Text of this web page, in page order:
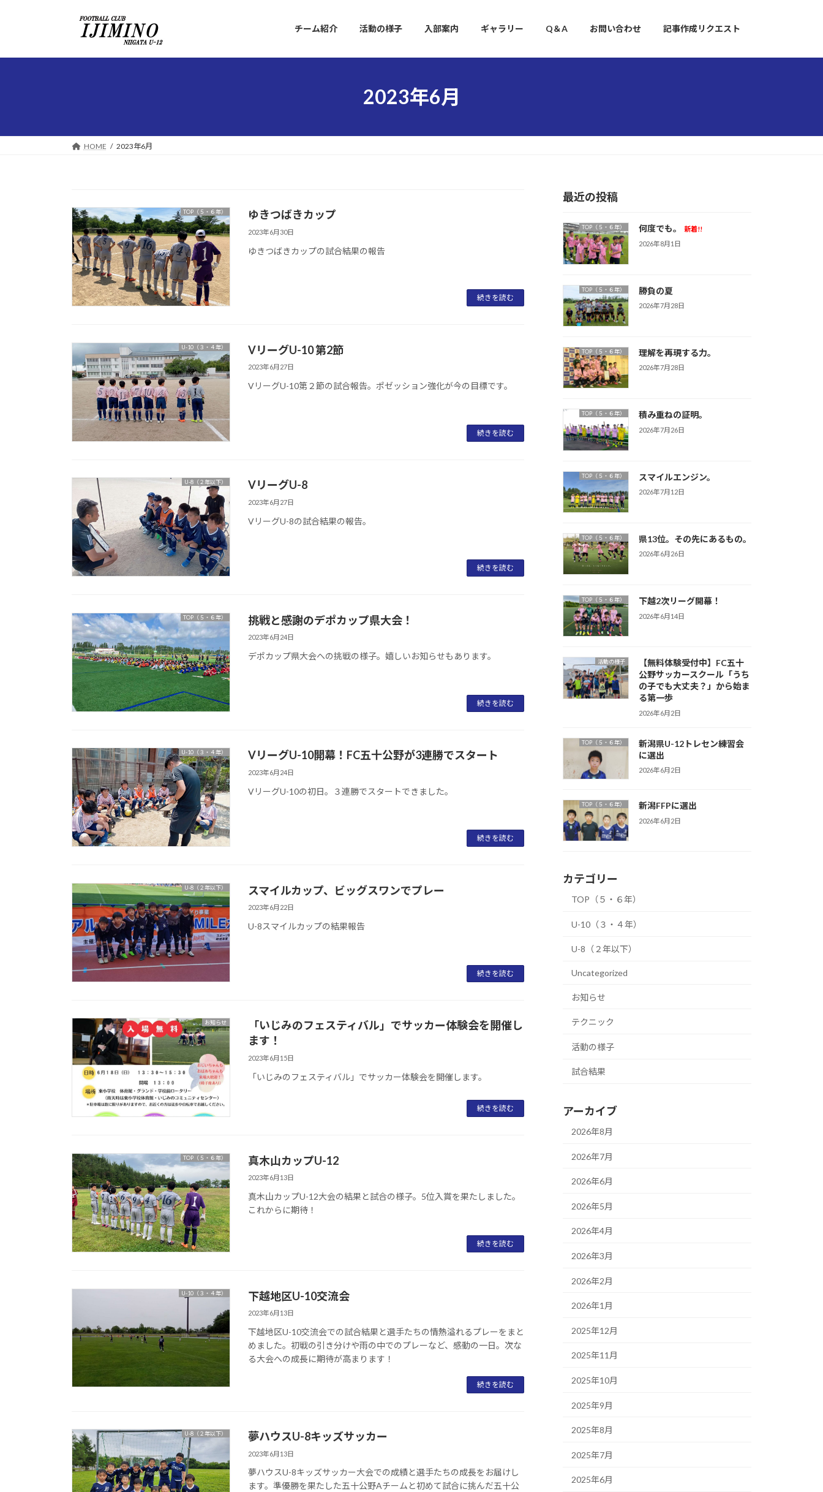
プ
動
チーム紹介 活動の様子 入部案内 ギャラリー Q＆A お問い合わせ 記事作成リクエスト
2023年6月
HOME 2023年6月
TOP（５・６年） ゆきつばきカップ
2023年6月30日
ゆきつばきカップの試合結果の報告
続きを読む
U-10（３・４年） VリーグU-10 第2節
2023年6月27日
VリーグU-10第２節の試合報告。ポゼッション強化が今の目標です。
続きを読む
U-8（２年以下） VリーグU-8
2023年6月27日
VリーグU-8の試合結果の報告。
続きを読む
TOP（５・６年） 挑戦と感謝のデポカップ県大会！
2023年6月24日
デポカップ県大会への挑戦の様子。嬉しいお知らせもあります。
続きを読む
U-10（３・４年） VリーグU-10開幕！FC五十公野が3連勝でスタート
2023年6月24日
VリーグU-10の初日。３連勝でスタートできました。
続きを読む
U-8（２年以下） スマイルカップ、ビッグスワンでプレー
2023年6月22日
U-8スマイルカップの結果報告
続きを読む
お知らせ
「いじみのフェスティバル」でサッカー体験会を開催し
ます！
2023年6月15日
「いじみのフェスティバル」でサッカー体験会を開催します。
続きを読む
TOP（５・６年） 真木山カップU-12
2023年6月13日
真木山カップU-12大会の結果と試合の様子。5位入賞を果たしました。
これからに期待！
続きを読む
U-10（３・４年） 下越地区U-10交流会
2023年6月13日
下越地区U-10交流会での試合結果と選手たちの情熱溢れるプレーをまと
めました。初戦の引き分けや雨の中でのプレーなど、感動の一日。次な
る大会への成長に期待が高まります！
続きを読む
U-8（２年以下） 夢ハウスU-8キッズサッカー
2023年6月13日
夢ハウスU-8キッズサッカー大会での成績と選手たちの成長をお届けし
ます。準優勝を果たした五十公野Aチームと初めて試合に挑んだ五十公
最近の投稿
TOP（５・６年） 何度でも。
新着!!
2026年8月1日
TOP（５・６年） 勝負の夏
2026年7月28日
TOP（５・６年） 理解を再現する力。
2026年7月28日
TOP（５・６年） 積み重ねの証明。
2026年7月26日
TOP（５・６年） スマイルエンジン。
2026年7月12日
TOP（５・６年） 県13位。その先にあるもの。
2026年6月26日
TOP（５・６年） 下越2次リーグ開幕！
2026年6月14日
活動の様子
【無料体験受付中】FC五十
公野サッカースクール「うち
の子でも大丈夫？」から始ま
る第一歩
2026年6月2日
TOP（５・６年）
新潟県U-12トレセン練習会
に選出
2026年6月2日
TOP（５・６年） 新潟FFPに選出
2026年6月2日
カテゴリー
TOP（５・６年）
U-10（３・４年）
U-8（２年以下）
Uncategorized
お知らせ
テクニック
活動の様子
試合結果
アーカイブ
2026年8月
2026年7月
2026年6月
2026年5月
2026年4月
2026年3月
2026年2月
2026年1月
2025年12月
2025年11月
2025年10月
2025年9月
2025年8月
2025年7月
2025年6月